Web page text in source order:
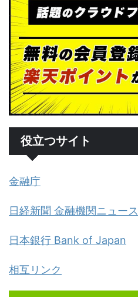
役立つサイト
金融庁
日経新聞 金融機関ニュース
日本銀行 Bank of Japan
相互リンク